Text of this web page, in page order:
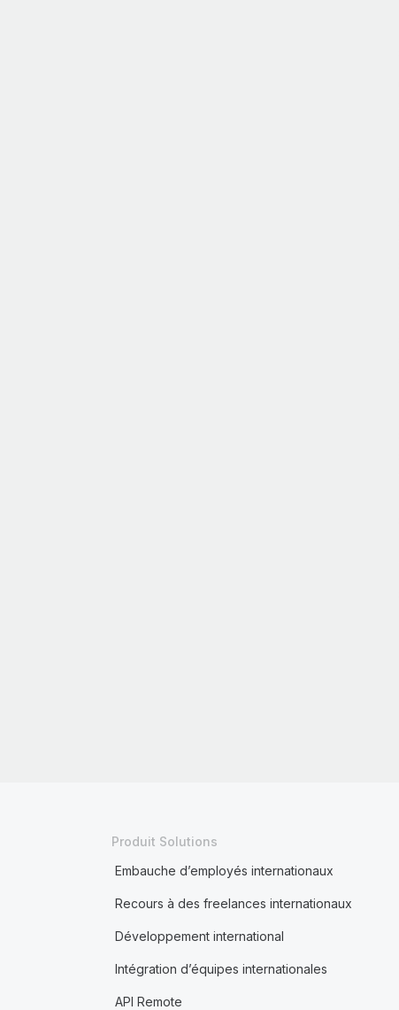
Produit Solutions
Embauche d’employés internationaux
Recours à des freelances internationaux
Développement international
Intégration d’équipes internationales
API Remote